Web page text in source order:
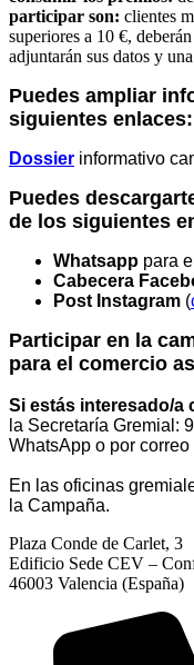
participar son: clientes
superiores a 10 €,
adjuntarán sus datos y
Puedes ampliar
siguientes enlaces:
Dossier informativo
Puedes
de los siguientes
Whatsapp para
Cabecera
Post Instagram (
Participar en la
para el comercio
Si estás interesado/a
la Secretaría Gremial :
WhatsApp o por
En las oficinas
la Campaña.
Plaza Conde de Carlet, 3
Edificio Sede CEV –
46003 Valencia (España)